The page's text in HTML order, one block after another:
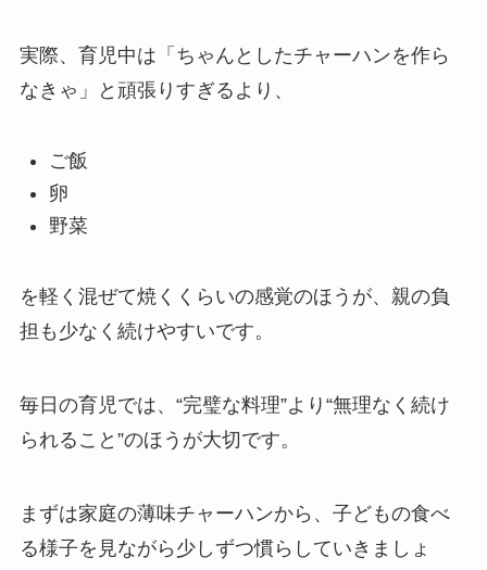
実際、育児中は「ちゃんとしたチャーハンを作ら
なきゃ」と頑張りすぎるより、
ご飯
卵
野菜
を軽く混ぜて焼くくらいの感覚のほうが、親の負
担も少なく続けやすいです。
毎日の育児では、“完璧な料理”より“無理なく続け
られること”のほうが大切です。
まずは家庭の薄味チャーハンから、子どもの食べ
る様子を見ながら少しずつ慣らしていきましょ